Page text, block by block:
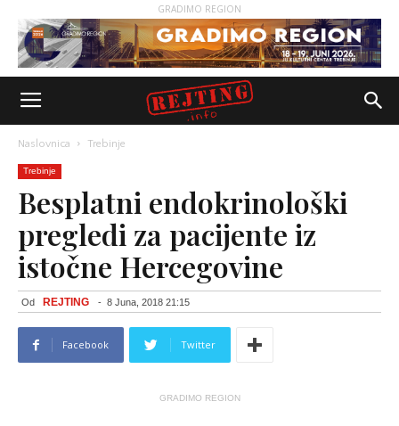
GRADIMO REGION
Naslovnica Trebinje
Trebinje
Besplatni endokrinološki
pregledi za pacijente iz
istočne Hercegovine
Od REJTING - 8 Juna, 2018 21:15
Facebook Twitter
GRADIMO REGION